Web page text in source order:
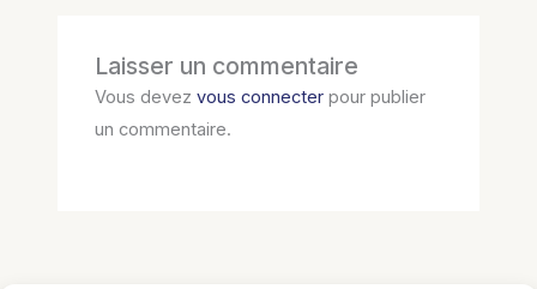
Laisser un commentaire
Vous devezvous connecter pour publier
un commentaire.